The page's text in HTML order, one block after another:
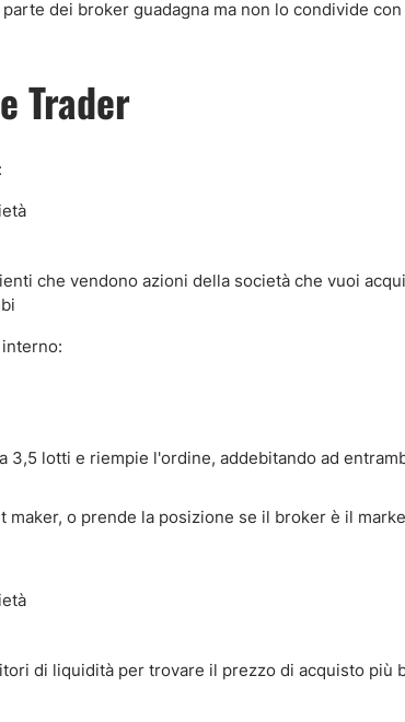
dei broker guadagna ma non lo condivide
Trader
che vendono azioni della società che vuoi
lotti e riempie l'ordine, addebitando ad
o prende la posizione se il broker è il
di liquidità per trovare il prezzo di acquisto più